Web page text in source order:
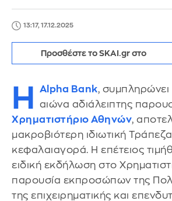
13:17, 17.12.2025
Προσθέστε το SKAI.gr στο
Η Alpha Bank,
αιώνα αδιάλειπτης
Χρηματιστήριο Αθηνών,
μακροβιότερη ιδιωτική
κεφαλαιαγορά. Η επέτειος
ειδική εκδήλωση στο
παρουσία εκπροσώπων της
της επιχειρηματικής και